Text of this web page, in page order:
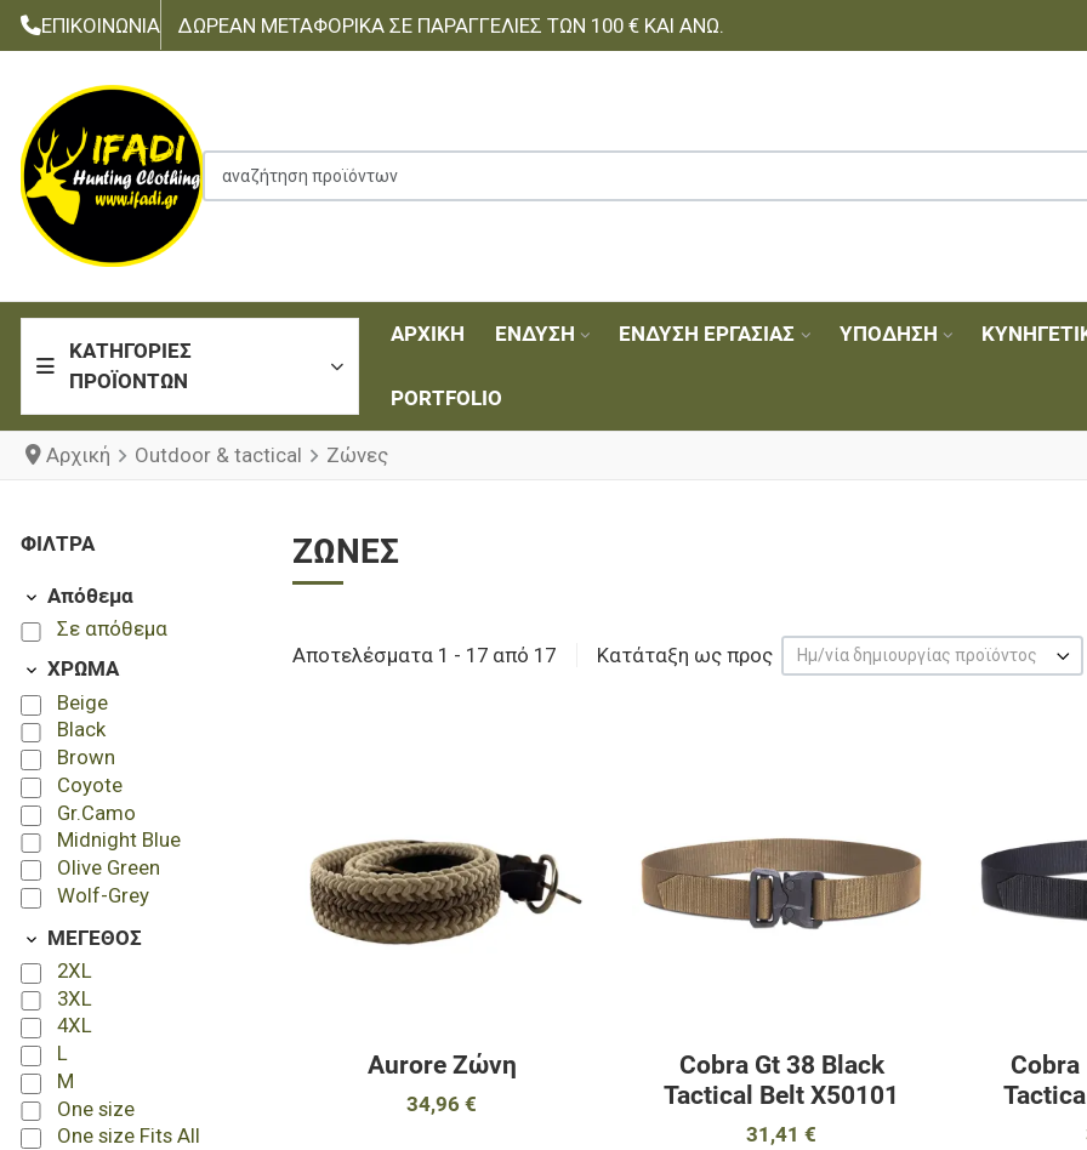
ΕΠΙΚΟΙΝΩΝΊΑ ΔΩΡΕΆΝ ΜΕΤΑΦΟΡΙΚΆ ΣΕ ΠΑΡΑΓΓΕΛΊΕΣ ΤΩΝ 100 € ΚΑΙ ΆΝΩ.
αναζήτηση προϊόντων
ΚΑΤΗΓΟΡΊΕΣ
ΠΡΟΪΌΝΤΩΝ
ΑΡΧΙΚΉ ΈΝΔΥΣΗ ΈΝΔΥΣΗ ΕΡΓΑΣΊΑΣ ΥΠΌΔΗΣΗ
PORTFOLIO
Αρχική Outdoor & tactical Ζώνες
ΦΊΛΤΡΑ
Απόθεμα
Σε απόθεμα
ΧΡΩΜΑ
Beige
Black
Brown
Coyote
Gr.Camo
Midnight Blue
Olive Green
Wolf-Grey
ΜΕΓΕΘΟΣ
2XL
3XL
4XL
L
M
One size
One size Fits All
ΖΏΝΕΣ
Αποτελέσματα 1 - 17 από 17 Κατάταξη ως προς Ημ/νία δημιουργίας προϊόντος
Γρήγορη ματιά
Aurore Ζώνη
34,96 €
Γρήγορη ματιά
Cobra Gt 38 Black
Tactical Belt Χ50101
31,41 €
Cobra